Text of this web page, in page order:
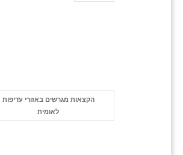
הקצאות מגרשים באזורי עדיפות
לאומית